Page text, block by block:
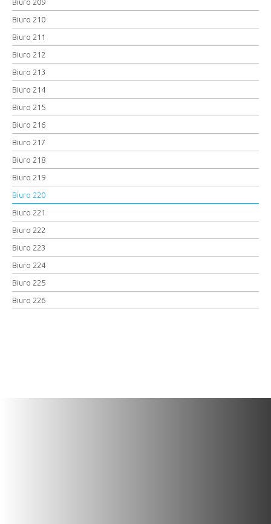
Biuro 209
Biuro 210
Biuro 211
Biuro 212
Biuro 213
Biuro 214
Biuro 215
Biuro 216
Biuro 217
Biuro 218
Biuro 219
Biuro 220
Biuro 221
Biuro 222
Biuro 223
Biuro 224
Biuro 225
Biuro 226